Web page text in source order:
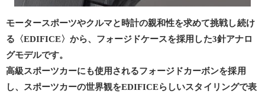
モータースポーツやクルマと時計の親和性を求めて挑戦し続け
る〈EDIFICE〉から、フォージドケースを採用した3針アナロ
グモデルです。
高級スポーツカーにも使用されるフォージドカーボンを採用
し、スポーツカーの世界観をEDIFICEらしいスタイリングで表